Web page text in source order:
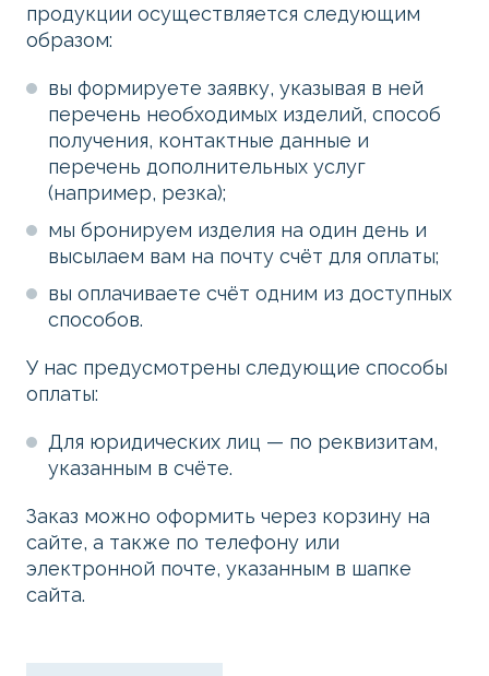
продукции осуществляется следующим
образом:
вы формируете заявку, указывая в ней
перечень необходимых изделий, способ
получения, контактные данные и
перечень дополнительных услуг
(например, резка);
мы бронируем изделия на один день и
высылаем вам на почту счёт для оплаты;
вы оплачиваете счёт одним из доступных
способов.
У нас предусмотрены следующие способы
оплаты:
Для юридических лиц — по реквизитам,
указанным в счёте.
Заказ можно оформить через корзину на
сайте, а также по телефону или
электронной почте, указанным в шапке
сайта.